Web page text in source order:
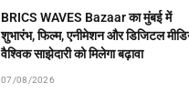
BRICS WAVES Bazaar का मुंबई में
शुभारंभ, फिल्म, एनीमेशन और डिजिटल
वैश्विक साझेदारी को मिलेगा बढ़ावा
07/08/2026